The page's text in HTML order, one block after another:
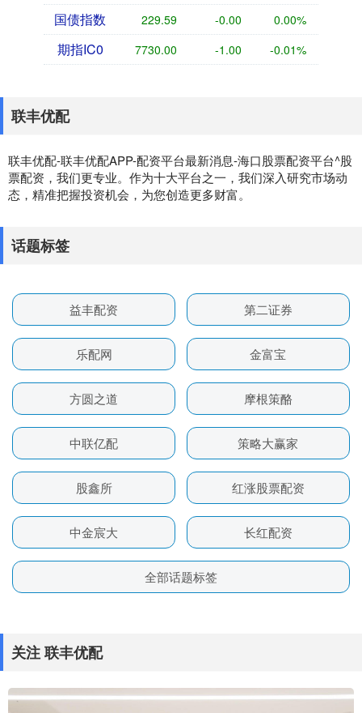
国债指数 229.59 -0.00 0.00%
期指IC0 7730.00 -1.00 -0.01%
联丰优配
联丰优配-联丰优配APP-配资平台最新消息-海口股票配资平台^股
票配资，我们更专业。作为十大平台之一，我们深入研究市场动
态，精准把握投资机会，为您创造更多财富。
话题标签
益丰配资 第二证券
乐配网 金富宝
方圆之道 摩根策酪
中联亿配 策略大赢家
股鑫所 红涨股票配资
中金宸大 长红配资
全部话题标签
关注 联丰优配